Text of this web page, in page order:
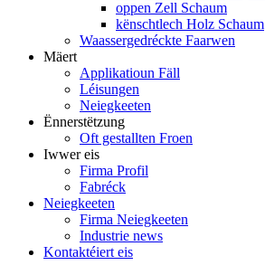
oppen Zell Schaum
kënschtlech Holz Schaum
Waassergedréckte Faarwen
Mäert
Applikatioun Fäll
Léisungen
Neiegkeeten
Ënnerstëtzung
Oft gestallten Froen
Iwwer eis
Firma Profil
Fabréck
Neiegkeeten
Firma Neiegkeeten
Industrie news
Kontaktéiert eis